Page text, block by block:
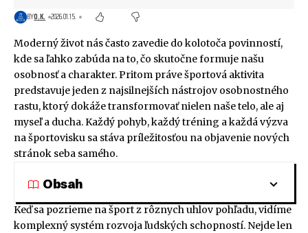
BYO.K. 2026.01.15.
Moderný život nás často zavedie do kolotoča povinností,
kde sa ľahko zabúda na to, čo skutočne formuje našu
osobnosť a charakter. Pritom práve športová aktivita
predstavuje jeden z najsilnejších nástrojov osobnostného
rastu, ktorý dokáže transformovať nielen naše telo, ale aj
myseľ a ducha. Každý pohyb, každý tréning a každá výzva
na športovisku sa stáva príležitosťou na objavenie nových
stránok seba samého.
Obsah
Keď sa pozrieme na šport z rôznych uhlov pohľadu, vidíme
komplexný systém rozvoja ľudských schopností. Nejde len